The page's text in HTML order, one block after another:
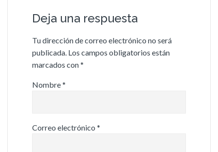
Deja una respuesta
Tu dirección de correo electrónico no será
publicada. Los campos obligatorios están
marcados con*
Nombre*
Correo electrónico *